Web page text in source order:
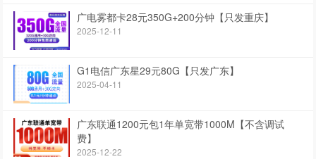
广电雾都卡28元350G+200分钟【只发重庆】
2025-12-11
G1电信广东星29元80G【只发广东】
2025-04-11
广东联通1200元包1年单宽带1000M【不含调试
费】
2025-12-22